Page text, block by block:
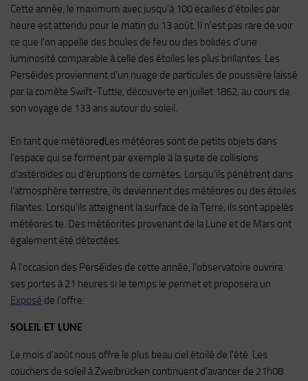
Cette année, le maximum avec jusqu'à 100 écailles d'étoiles par
heure est attendu pour le matin du 13 août. Il n'est pas rare de voir
ce que l'on appelle des boules de feu ou des bolides d'une
luminosité comparable à celle des étoiles les plus brillantes. Les
Perséides proviennent d'un nuage de particules de poussière laissé
par la comète Swift-Tuttle, découverte en juillet 1862, au cours de
son voyage de 133 ans autour du soleil.
En tant que météoredLes météores sont de petits objets dans
l'espace qui se forment par exemple à la suite de collisions
d'astéroïdes ou d'éruptions de comètes. Lorsqu'ils pénètrent dans
l'atmosphère terrestre, ils deviennent des météores ou des étoiles
filantes. Lorsqu'ils atteignent la surface de la Terre, ils sont appelés
météores.te. Des météorites provenant de la Lune et de Mars ont
également été détectées.
À l'occasion des Perséides de cette année, l'observatoire ouvrira
ses portes à 21 heures si le temps le permet et proposera un
Exposé de l'offre.
SOLEIL ET LUNE
Le mois d'août nous offre le plus beau ciel étoilé de l'été. Les
couchers de soleil à Zweibrücken continuent d'avancer de 21h08